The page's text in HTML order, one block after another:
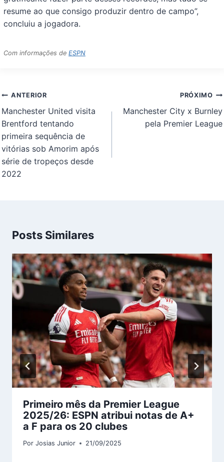
resume ao que consigo produzir dentro de campo”,
concluiu a jogadora.
Com informações deESPN
Navegação
de
Post
ANTERIOR
Manchester United visita
Brentford tentando
primeira sequência de
vitórias sob Amorim após
série de tropeços desde
2022
PRÓXIMO
Manchester City x Burnley
pela Premier League
Posts Similares
Primeiro mês da Premier League
2025/26: ESPN atribui notas de A+
a F para os 20 clubes
Por Josias Junior 21/09/2025